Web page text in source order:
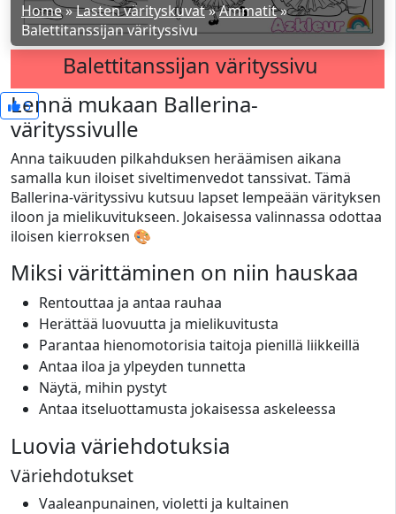
Home»Lasten värityskuvat»Ammatit»
Balettitanssijan värityssivu
Balettitanssijan värityssivu
5
Lennä mukaan Ballerina-
värityssivulle
Anna taikuuden pilkahduksen heräämisen aikana
samalla kun iloiset siveltimenvedot tanssivat. Tämä
Ballerina-värityssivu kutsuu lapset lempeään värityksen
iloon ja mielikuvitukseen. Jokaisessa valinnassa odottaa
iloisen kierroksen 🎨
Miksi värittäminen on niin hauskaa
Rentouttaa ja antaa rauhaa
Herättää luovuutta ja mielikuvitusta
Parantaa hienomotorisia taitoja pienillä liikkeillä
Antaa iloa ja ylpeyden tunnetta
Näytä, mihin pystyt
Antaa itseluottamusta jokaisessa askeleessa
Luovia väriehdotuksia
Väriehdotukset
Vaaleanpunainen, violetti ja kultainen